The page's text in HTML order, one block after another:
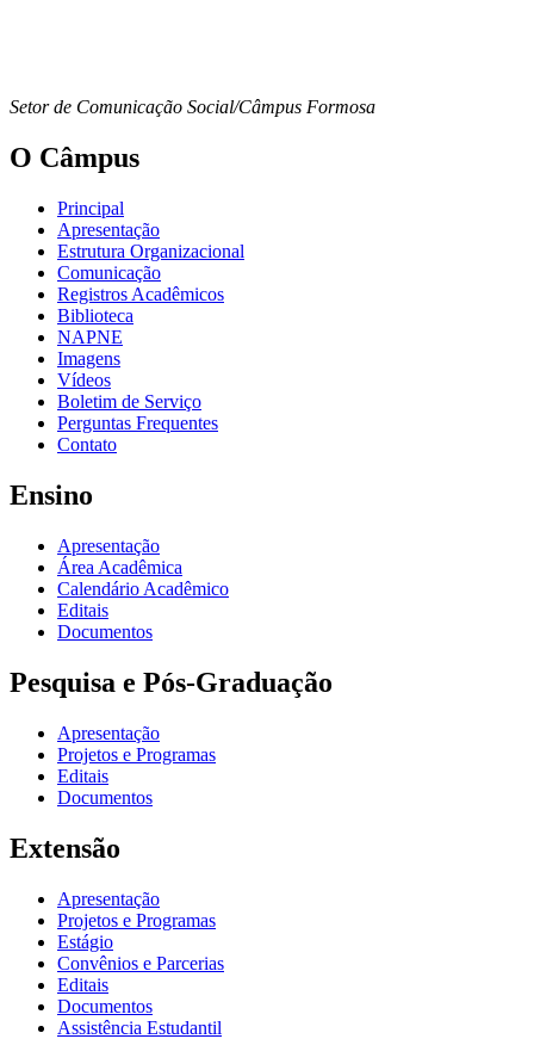
Setor de Comunicação Social/Câmpus Formosa
O Câmpus
Principal
Apresentação
Estrutura Organizacional
Comunicação
Registros Acadêmicos
Biblioteca
NAPNE
Imagens
Vídeos
Boletim de Serviço
Perguntas Frequentes
Contato
Ensino
Apresentação
Área Acadêmica
Calendário Acadêmico
Editais
Documentos
Pesquisa e Pós-Graduação
Apresentação
Projetos e Programas
Editais
Documentos
Extensão
Apresentação
Projetos e Programas
Estágio
Convênios e Parcerias
Editais
Documentos
Assistência Estudantil